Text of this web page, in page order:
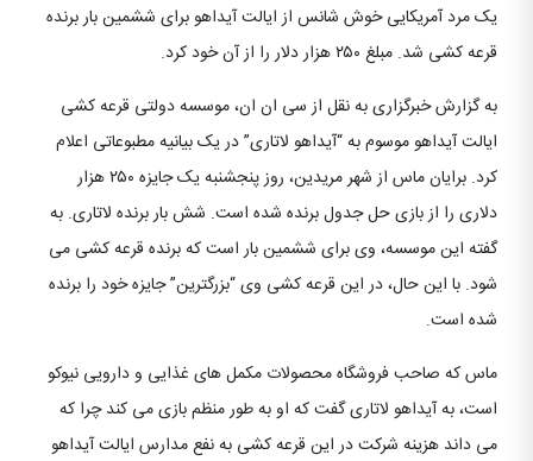
یک مرد آمریکایی خوش شانس از ایالت آیداهو برای ششمین بار برنده
قرعه کشی شد. مبلغ ۲۵۰ هزار دلار را از آن خود کرد.
به گزارش خبرگزاری به نقل از سی ان ان، موسسه دولتی قرعه کشی
ایالت آیداهو موسوم به “آیداهو لاتاری” در یک بیانیه مطبوعاتی اعلام
کرد. برایان ماس از شهر مریدین، روز پنجشنبه یک جایزه ۲۵۰ هزار
دلاری را از بازی حل جدول برنده شده است. شش بار برنده لاتاری. به
گفته این موسسه، وی برای ششمین بار است که برنده قرعه کشی می
شود. با این حال، در این قرعه کشی وی “بزرگترین” جایزه خود را برنده
شده است.
ماس که صاحب فروشگاه محصولات مکمل های غذایی و دارویی نیوکو
است، به آیداهو لاتاری گفت که او به طور منظم بازی می کند چرا که
می داند هزینه شرکت در این قرعه کشی به نفع مدارس ایالت آیداهو